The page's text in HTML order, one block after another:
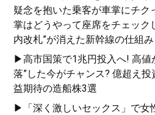
疑念を抱いた乗客が車掌にチク
掌はどうやって座席をチェック
内改札”が消えた新幹線の仕組
▶高市国策で1兆円投入へ! 高値
落”した今がチャンス? 億超え投
益期待の造船株3選
▶「深く激しいセックス」で女